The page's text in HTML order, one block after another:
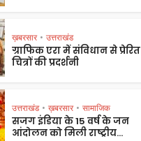
ख़बरसार • उत्तराखंड
ग्राफिक एरा में संविधान से प्रेरित
चित्रों की प्रदर्शनी
उत्तराखंड • ख़बरसार • सामाजिक
सजग इंडिया के 15 वर्ष के जन
आंदोलन को मिली राष्ट्रीय...